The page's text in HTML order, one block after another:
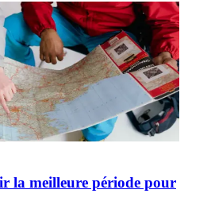
la meilleure période pour